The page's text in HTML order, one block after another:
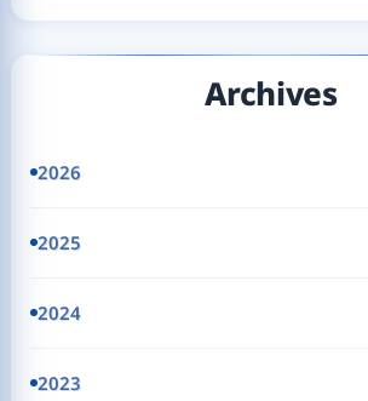
Archives
2026
2025
2024
2023